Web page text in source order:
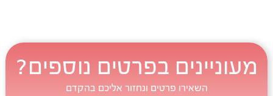
מעוניינים בפרטים נוספים?
השאירו פרטים ונחזור אליכם בהקדם